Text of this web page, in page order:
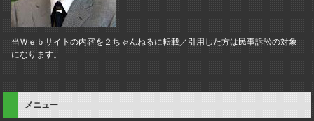
当Ｗｅｂサイトの内容を２ちゃんねるに転載／引用した方は民事訴訟の対象
になります。
メニュー